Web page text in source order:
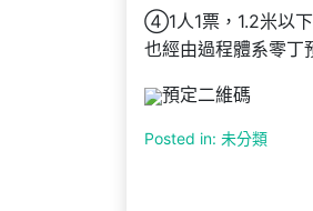
④1人1票，1.2米以
也經由過程體系零丁
預定二維碼
Posted in: 未分類